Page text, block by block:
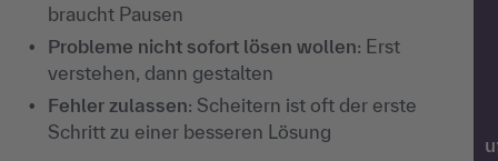
braucht Pausen
Probleme nicht sofort lösen wollen: Erst
verstehen, dann gestalten
Fehler zulassen: Scheitern ist oft der erste
Schritt zu einer besseren Lösung